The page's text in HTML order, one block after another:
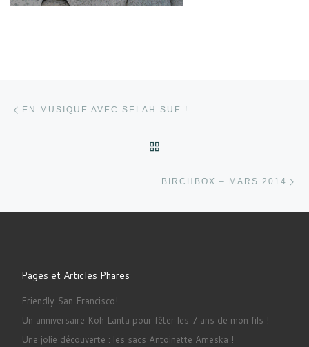
EN MUSIQUE AVEC SELAH SUE !
BIRCHBOX – MARS 2014
Pages et Articles Phares
Friendly San Francisco!
Un anniversaire Koh Lanta pour fêter les 7 ans de mon fils !
Une jolie découverte : les sacs Antoinette Ameska !